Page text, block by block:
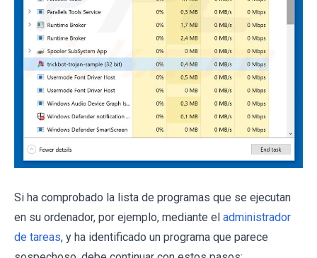
Si ha comprobado la lista de programas que se ejecutan
en su ordenador, por ejemplo, mediante el administrador
de tareas, y ha identificado un programa que parece